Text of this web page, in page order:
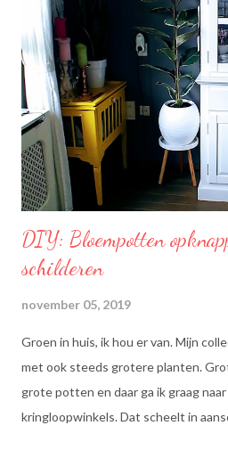
Omega’s 3 & 6 die goed zijn voor
& 6 zijn meervoudig onverzadigde
zelf kan aanmaken. Ze dragen bij tot
normaal cholesterolgehalte in het
een optimale smaak aan uw
smaak van uw originele
l...
DIY: Bloempotten
schilderen
november 05, 2019
Groen in huis, ik hou er van. Mijn
met ook steeds grotere planten.
grote potten en daar ga ik graag
kringloopwinkels. Dat scheelt in